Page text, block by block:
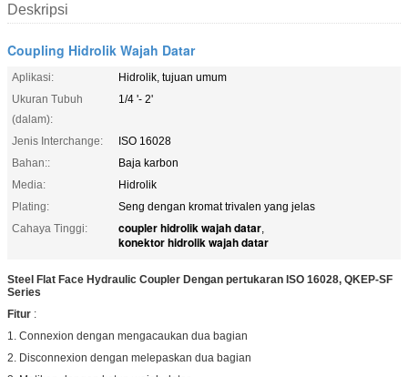
Deskripsi
Coupling Hidrolik Wajah Datar
Aplikasi:
Hidrolik, tujuan umum
Ukuran Tubuh
(dalam):
1/4 '- 2'
Jenis Interchange:
ISO 16028
Bahan::
Baja karbon
Media:
Hidrolik
Plating:
Seng dengan kromat trivalen yang jelas
Cahaya Tinggi:
coupler hidrolik wajah datar,
konektor hidrolik wajah datar
Steel Flat Face Hydraulic Coupler Dengan pertukaran ISO 16028, QKEP-SF
Series
Fitur :
1. Connexion dengan mengacaukan dua bagian
2. Disconnexion dengan melepaskan dua bagian